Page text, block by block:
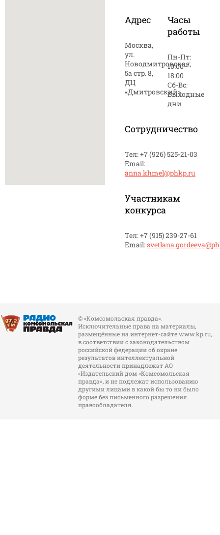
Адрес
Москва,
ул.
Новодмитровская,
5а стр. 8,
ДЦ
«Дмитровский»
Часы
работы
Пн-Пт:
10:00–
18:00
Сб-Вс:
Выходные
дни
Сотрудничество
Тел: +7 (926) 525-21-03
Email:
anna.khmel@phkp.ru
Участникам
конкурса
Тел: +7 (915) 239-27-61
Email:
© «Комсомольская правда».
Исключительные права на материалы,
размещённые на интернет-сайте www.kp.ru,
в соответствии с законодательством
российской федерации об охране
результатов интеллектуальной
деятельности принадлежат АО
«Издательский дом «Комсомольская
правда», и не подлежат использованию
другими лицами в какой бы то ни было
форме без письменного разрешения
правообладателя.